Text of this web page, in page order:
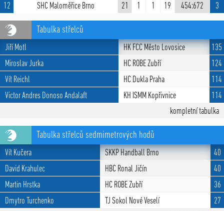
12
SHC Maloměřice Brno 21 1 1 19 454:672 3
Tabulka střelců
Jiří Motl HK FCC Město Lovosice
135
Miroslav Jurka
HC ROBE Zubří
124
Vít Reichl
HC Dukla Praha
114
Victor Andres Donoso Andalaft
KH ISMM Kopřivnice
114
kompletní tabulka
Tabulka střelců sedmimetrových hodů
Vít Kučera SKKP Handball Brno
40
David Krahulec
HBC Ronal Jičín
40
Martin Hrstka
HC ROBE Zubří
36
Dmytro Turchenko
TJ Sokol Nové Veselí
27